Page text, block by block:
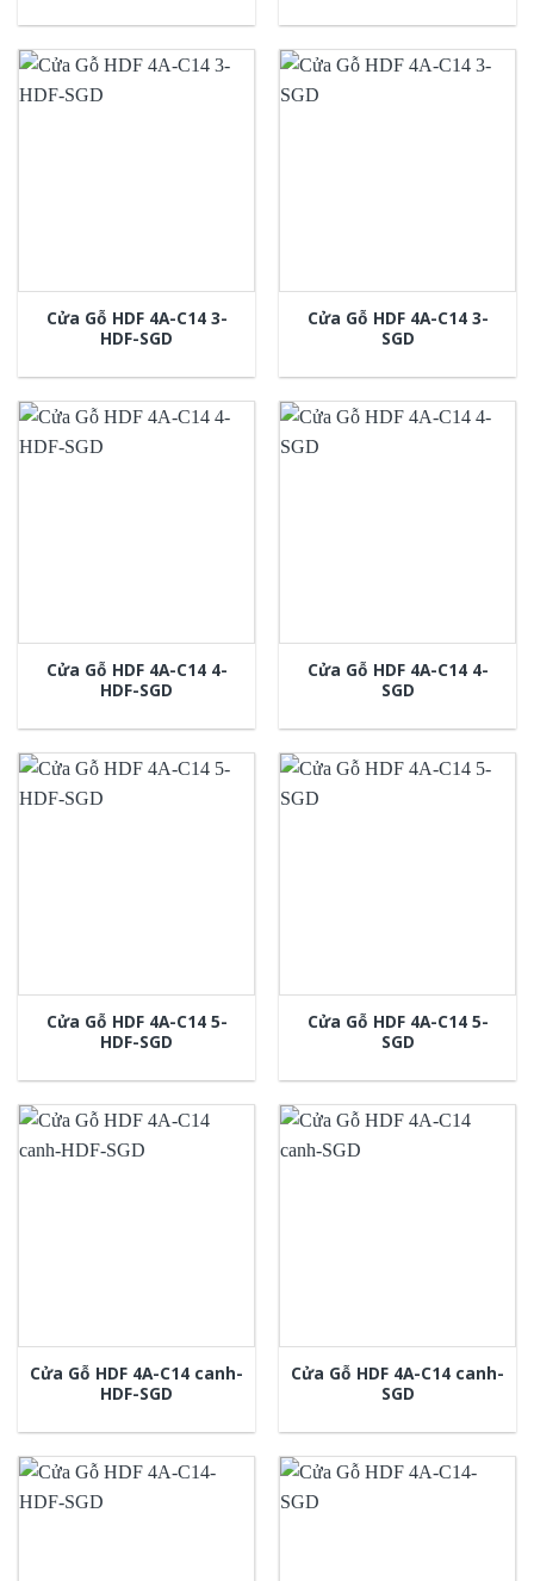
Cửa Gỗ HDF 4A-C14 3-
HDF-SGD
Cửa Gỗ HDF 4A-C14 3-
SGD
Cửa Gỗ HDF 4A-C14 4-
HDF-SGD
Cửa Gỗ HDF 4A-C14 4-
SGD
Cửa Gỗ HDF 4A-C14 5-
HDF-SGD
Cửa Gỗ HDF 4A-C14 5-
SGD
Cửa Gỗ HDF 4A-C14 canh-
HDF-SGD
Cửa Gỗ HDF 4A-C14 canh-
SGD